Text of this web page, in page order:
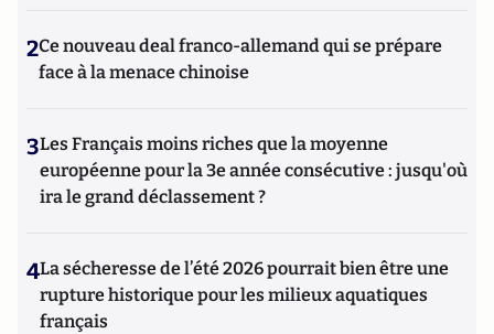
2Ce nouveau deal franco-allemand qui se prépare
face à la menace chinoise
3Les Français moins riches que la moyenne
européenne pour la 3e année consécutive : jusqu'où
ira le grand déclassement ?
4La sécheresse de l’été 2026 pourrait bien être une
rupture historique pour les milieux aquatiques
français